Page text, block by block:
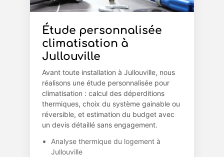
Étude personnalisée
climatisation à
Jullouville
Avant toute installation à Jullouville, nous
réalisons une étude personnalisée pour
climatisation : calcul des déperditions
thermiques, choix du système gainable ou
réversible, et estimation du budget avec
un devis détaillé sans engagement.
Analyse thermique du logement à
Jullouville